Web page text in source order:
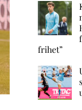
frihet”